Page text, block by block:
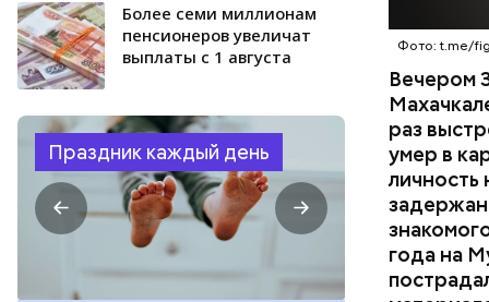
Более семи миллионам
пенсионеров увеличат
выплаты с 1 августа
Праздник каждый день
Фото: t.me/
Вечером
раз
умер в
года на